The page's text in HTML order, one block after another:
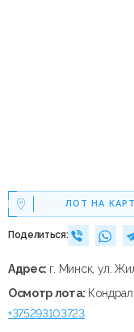
ЛОТ НА
Поделиться:
Адрес: г. Минск, ул.
Осмотр лота:
+375293103723